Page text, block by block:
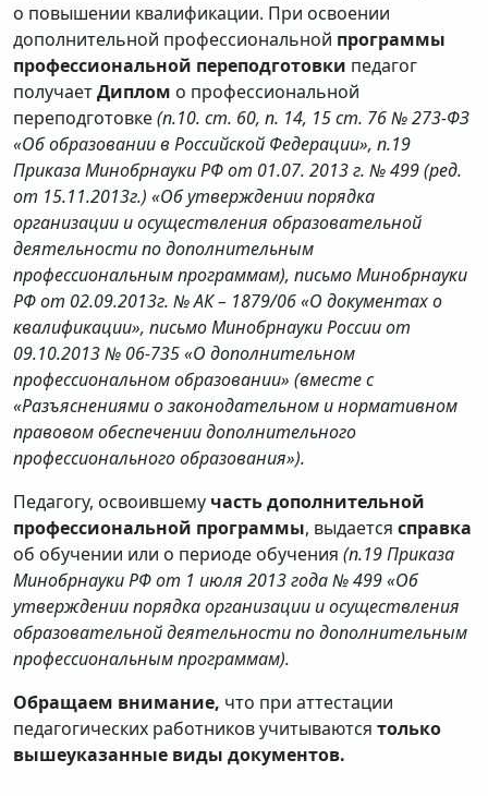
о повышении квалификации. При освоении
дополнительной профессиональной программы
профессиональной переподготовки педагог
получаетДиплом о профессиональной
переподготовке(п.10. ст. 60, п. 14, 15 ст. 76 № 273-ФЗ
«Об образовании в Российской Федерации», п.19
Приказа Минобрнауки РФ от 01.07. 2013 г. № 499 (ред.
от 15.11.2013г.) «Об утверждении порядка
организации и осуществления образовательной
деятельности по дополнительным
профессиональным программам), письмо Минобрнауки
РФ от 02.09.2013г. № АК – 1879/06 «О документах о
квалификации», письмо Минобрнауки России от
09.10.2013 № 06-735 «О дополнительном
профессиональном образовании» (вместе с
«Разъяснениями о законодательном и нормативном
правовом обеспечении дополнительного
профессионального образования»).
Педагогу, освоившему часть дополнительной
профессиональной программы, выдается справка
об обучении или о периоде обучения (п.19 Приказа
Минобрнауки РФ от 1 июля 2013 года № 499 «Об
утверждении порядка организации и осуществления
образовательной деятельности по дополнительным
профессиональным программам).
Обращаем внимание, что при аттестации
педагогических работников учитываются только
вышеуказанные виды документов.